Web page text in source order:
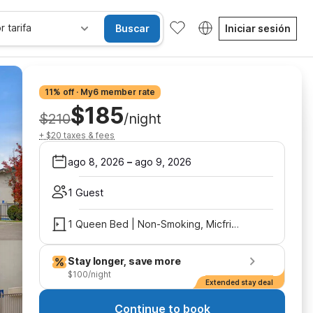
tarifa Buscar Iniciar sesión
11% off · My6 member rate
$210$185/night
+ $20 taxes & fees
ago 8, 2026 – ago 9, 2026
1 Guest
1 Queen Bed | Non-Smoking, Micfridge
Stay longer, save more
$100/night
Extended stay deal
Continue to book